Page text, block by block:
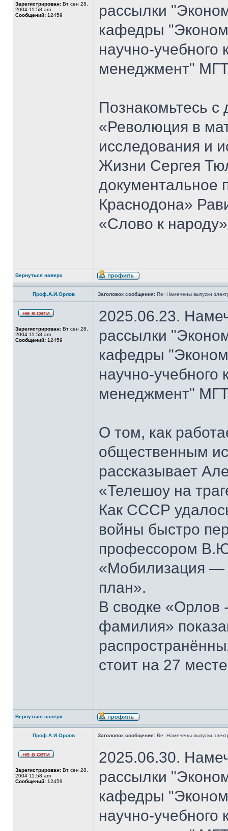
Зарегистрирован: Вт сен 28,
2004 11:58 am
Сообщений: 12459
рассылки
кафедры
научно-
менеджмент"
Познакомьтесь
«Революция в
исследования и
Жизни Сергея
документальное
Краснодона»
«Слово к
Вернуться наверх
Проф.А.И.Орлов Заголовок сообщения: Re: Намечены выпуски
Зарегистрирован: Вт сен 28,
2004 11:58 am
Сообщений: 12459
2025.06.23.
рассылки
кафедры
научно-
менеджмент"
О том, как
общественным
рассказывает
«Телешоу на
Как СССР
войны быстро
профессором
«Мобилизация —
план».
В сводке «Орлов
фамилия»
стоит на 27
Вернуться наверх
Проф.А.И.Орлов Заголовок сообщения: Re: Намечены выпуски
Зарегистрирован: Вт сен 28,
2004 11:58 am
Сообщений: 12459
2025.06.30.
рассылки
кафедры
научно-